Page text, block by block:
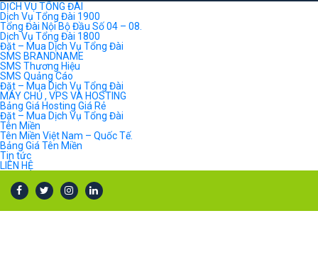
DỊCH VỤ TỔNG ĐÀI
Dịch Vụ Tổng Đài 1900
Tổng Đài Nội Bộ Đầu Số 04 – 08.
Dịch Vụ Tổng Đài 1800
Đặt – Mua Dịch Vụ Tổng Đài
SMS BRANDNAME
SMS Thương Hiệu
SMS Quảng Cáo
Đặt – Mua Dịch Vụ Tổng Đài
MÁY CHỦ , VPS VÀ HOSTING
Bảng Giá Hosting Giá Rẻ
Đặt – Mua Dịch Vụ Tổng Đài
Tên Miền
Tên Miền Việt Nam – Quốc Tế.
Bảng Giá Tên Miền
Tin tức
LIÊN HỆ